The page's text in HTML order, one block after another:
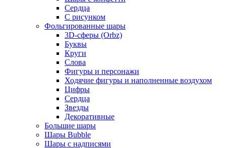
Сердца
С рисунком
Фольгированные шары
3D-сферы (Orbz)
Буквы
Круги
Слова
Фигуры и персонажи
Ходячие фигуры и наполненные воздухом
Цифры
Сердца
Звезды
Декоративные
Большие шары
Шары Bubble
Шары с надписями